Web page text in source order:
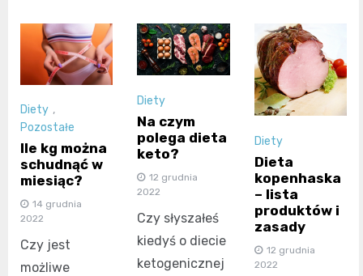
Diety ,
Pozostałe
Ile kg można
schudnąć w
miesiąc?
14 grudnia
2022
Czy jest
możliwe
Diety
Na czym
polega dieta
keto?
12 grudnia
2022
Czy słyszałeś
kiedyś o diecie
ketogenicznej
Diety
Dieta
kopenhaska
– lista
produktów i
zasady
12 grudnia
2022